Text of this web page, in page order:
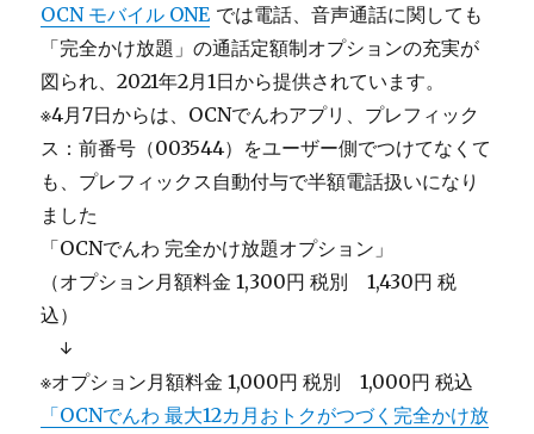
OCN モバイル ONE では電話、音声通話に関しても
「完全かけ放題」の通話定額制オプションの充実が
図られ、2021年2月1日から提供されています。
※4月7日からは、OCNでんわアプリ、プレフィック
ス：前番号（003544）をユーザー側でつけてなくて
も、プレフィックス自動付与で半額電話扱いになり
ました
「OCNでんわ 完全かけ放題オプション」
（オプション月額料金 1,300円 税別 1,430円 税
込）
↓
※オプション月額料金 1,000円 税別 1,000円 税込
「OCNでんわ 最大12カ月おトクがつづく完全かけ放